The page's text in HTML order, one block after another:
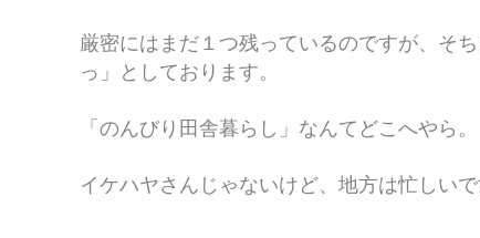
厳密にはまだ１つ残っているのですが、そ
っ」としております。
「のんびり田舎暮らし」なんてどこへやら。
イケハヤさんじゃないけど、地方は忙しいで